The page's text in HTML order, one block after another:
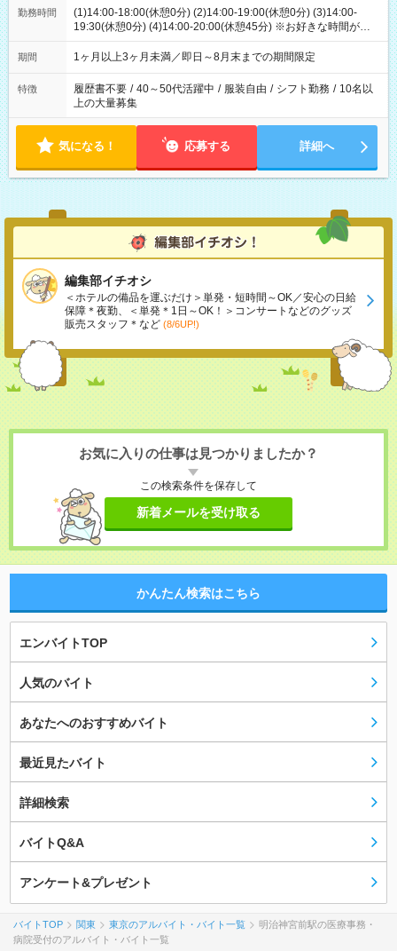
勤務時間
(1)14:00-18:00(休憩0分) (2)14:00-19:00(休憩0分) (3)14:00-
19:30(休憩0分) (4)14:00-20:00(休憩45分) ※お好きな時間が選べ
ます
期間 1ヶ月以上3ヶ月未満／即日～8月末までの期間限定
特徴 履歴書不要 / 40～50代活躍中 / 服装自由 / シフト勤務 / 10名以
上の大量募集
気になる！ 応募する 詳細へ
編集部イチオシ
＜ホテルの備品を運ぶだけ＞単発・短時間～OK／安心の日給
保障＊夜勤、＜単発＊1日～OK！＞コンサートなどのグッズ
販売スタッフ＊など (8/6UP!)
お気に入りの仕事は見つかりましたか？
この検索条件を保存して
新着メールを受け取る
かんたん検索はこちら
エンバイトTOP
人気のバイト
あなたへのおすすめバイト
最近見たバイト
詳細検索
バイトQ&A
アンケート&プレゼント
バイトTOP 関東 東京のアルバイト・バイト一覧
明治神宮前駅の医療事務・
病院受付のアルバイト・バイト一覧